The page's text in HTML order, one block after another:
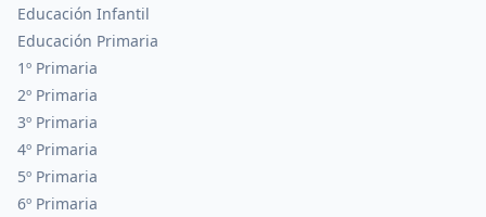
Educación Infantil
Educación Primaria
1º Primaria
2º Primaria
3º Primaria
4º Primaria
5º Primaria
6º Primaria